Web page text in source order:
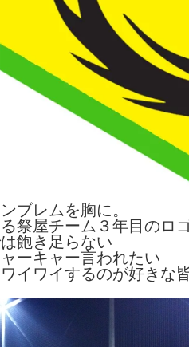
ブレムを胸に。
祭屋チーム３年目のロ
飽き足らない
ーキャー言われたい
イワイするのが好きな